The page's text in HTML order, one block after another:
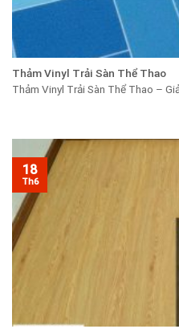
Thảm Vinyl Trải Sàn Thể Thao
Thảm Vinyl Trải Sàn Thể Thao –
18
Th6